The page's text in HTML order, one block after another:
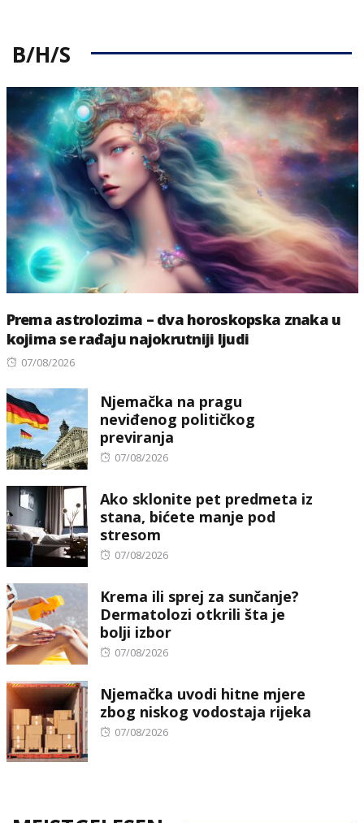
B/H/S
Prema astrolozima – dva horoskopska znaka u
kojima se rađaju najokrutniji ljudi
Posted
07/08/2026
Njemačka na pragu
neviđenog političkog
previranja
Posted
07/08/2026
Ako sklonite pet predmeta iz
stana, bićete manje pod
stresom
Posted
07/08/2026
Krema ili sprej za sunčanje?
Dermatolozi otkrili šta je
bolji izbor
Posted
07/08/2026
Njemačka uvodi hitne mjere
zbog niskog vodostaja rijeka
Posted
07/08/2026